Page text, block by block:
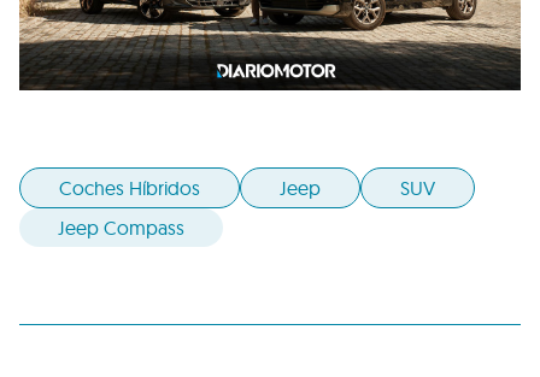
Coches Híbridos Jeep
SUV
Jeep Compass